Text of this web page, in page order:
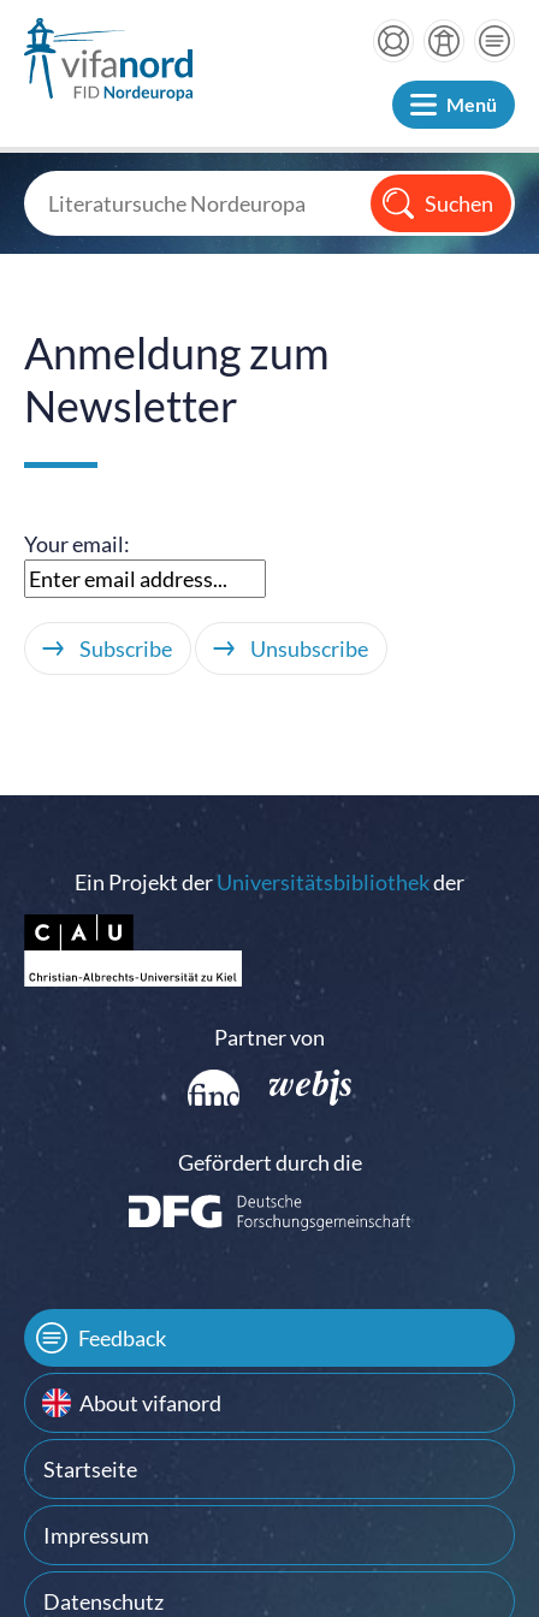
Menü
Anmeldung zum
Newsletter
Your email:
Ein Projekt derUniversitätsbibliothekder
Partner von
Gefördert durch die
Feedback
About vifanord
Startseite
Impressum
Datenschutz